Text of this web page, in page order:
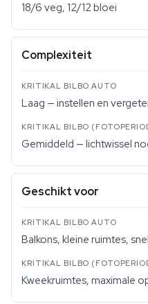
18/6 veg, 12/12 bloei
Complexiteit
Laag — instellen en
Gemiddeld — lichtwissel
Geschikt voor
Balkons, kleine ruimtes,
Kweekruimtes, maximale